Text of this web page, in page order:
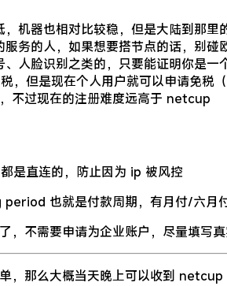
机器也相对比较稳，但是大陆到那里
务的人，如果想要搭节点的话，别碰
人脸识别之类的，只要能证明你是一
，但是现在个人用户就可以申请免税
不过现在的注册难度远高于 netcup
是直连的，防止因为 ip 被风控
也就是付款周期，有月付/六月
，不需要申请为企业账户，尽量填写
，那么大概当天晚上可以收到